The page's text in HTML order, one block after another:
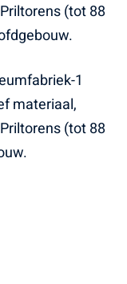
(tot 88
1
materiaal,
(tot 88